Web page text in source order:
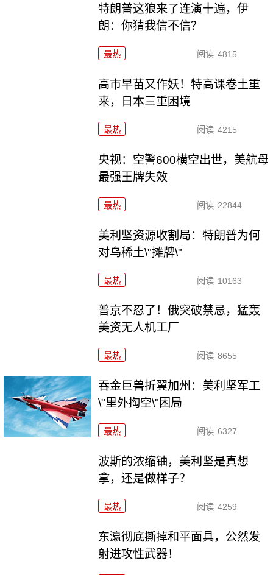
特朗普这狼来了连演十遍，伊
朗：你猜我信不信？
最热 阅读 4815
高市早苗又作妖！特高课卷土重
来，日本三重困境
最热 阅读 4215
央视：空警600横空出世，美航母
最强王牌失效
最热 阅读 22844
美利坚资源收割局：特朗普为何
对乌稀土\"摊牌\"
最热 阅读 10163
普京不忍了！俄突破禁忌，猛轰
美资无人机工厂
最热 阅读 8655
吞金巨兽折翼加州：美利坚军工
\"里外掏空\"困局
最热 阅读 6327
波斯的浓缩铀，美利坚是真想
拿，还是做样子？
最热 阅读 4259
东瀛彻底撕掉和平面具，公然发
射进攻性武器！